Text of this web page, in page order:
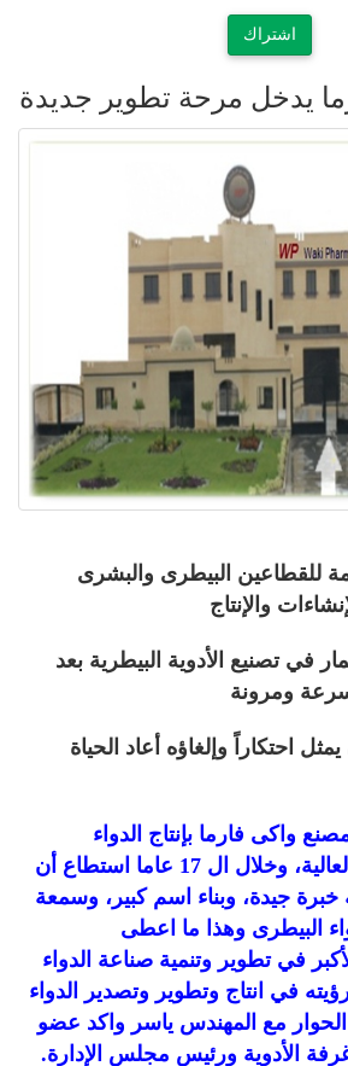
اشتراك
يدخل مرحة تطوير جديدة
للقطاعين البيطرى والبشرى
والإنتاج
في تصنيع الأدوية البيطرية بعد
سرعة ومرونة
احتكاراً وإلغاؤه أعاد الحياة
يقوم مصنع واكى فارما بإنتاج الدواء
البيطرى ذو الجودة العالية، وخلال ال 17 عاما استطاع أن
جيدة، وبناء اسم كبير، وسمعة
البيطرى وهذا ما اعطى
في تطوير وتنمية صناعة الدواء
في انتاج وتطوير وتصدير الدواء
الحوار مع المهندس ياسر واكد عضو
الأدوية ورئيس مجلس الإدارة.